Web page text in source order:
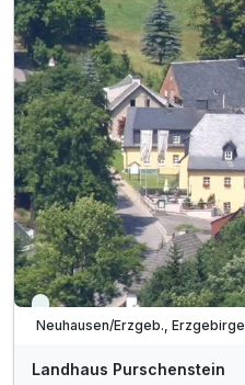
Viele Termine frei
Neuhausen/Erzgeb., Erzgebirge
Landhaus Purschenstein